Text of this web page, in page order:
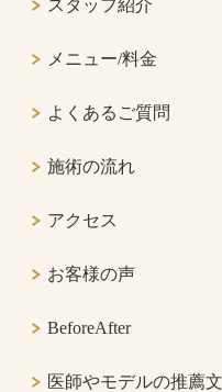
スタッフ紹介
メニュー/料金
よくあるご質問
施術の流れ
アクセス
お客様の声
BeforeAfter
医師やモデルの推薦文